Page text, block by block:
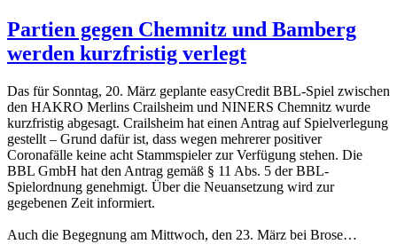
Partien gegen Chemnitz und Bamberg
werden kurzfristig verlegt
Das für Sonntag, 20. März geplante easyCredit BBL-Spiel zwischen
den HAKRO Merlins Crailsheim und NINERS Chemnitz wurde
kurzfristig abgesagt. Crailsheim hat einen Antrag auf Spielverlegung
gestellt – Grund dafür ist, dass wegen mehrerer positiver
Coronafälle keine acht Stammspieler zur Verfügung stehen. Die
BBL GmbH hat den Antrag gemäß § 11 Abs. 5 der BBL-
Spielordnung genehmigt. Über die Neuansetzung wird zur
gegebenen Zeit informiert.
Auch die Begegnung am Mittwoch, den 23. März bei Brose…